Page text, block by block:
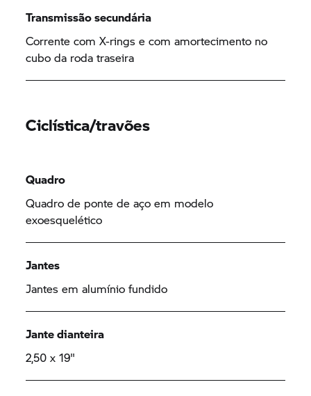
Transmissão secundária
Corrente com X-rings e com amortecimento no
cubo da roda traseira
Ciclística/travões
Quadro
Quadro de ponte de aço em modelo
exoesquelético
Jantes
Jantes em alumínio fundido
Jante dianteira
2,50 x 19"